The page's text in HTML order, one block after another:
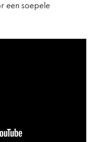
een soepele